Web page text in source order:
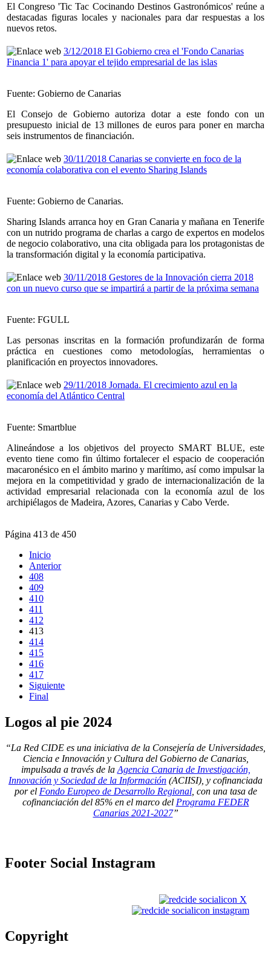
El Congreso 'Tic Tac Cocinando Destinos Gastronómicos' reúne a
destacadas figuras locales y nacionales para dar respuestas a los
nuevos retos.
3/12/2018 El Gobierno crea el 'Fondo Canarias
Financia 1' para apoyar el tejido empresarial de las islas
Fuente: Gobierno de Canarias
El Consejo de Gobierno autoriza dotar a este fondo con un
presupuesto inicial de 13 millones de euros para poner en marcha
seis instrumentos de financiación.
30/11/2018 Canarias se convierte en foco de la
economía colaborativa con el evento Sharing Islands
Fuente: Gobierno de Canarias.
Sharing Islands arranca hoy en Gran Canaria y mañana en Tenerife
con un nutrido programa de charlas a cargo de expertos en modelos
de negocio colaborativo, una cita obligada para los protagonistas de
la transformación digital y la economía participativa.
30/11/2018 Gestores de la Innovación cierra 2018
con un nuevo curso que se impartirá a partir de la próxima semana
Fuente: FGULL
Las personas inscritas en la formación profundizarán de forma
práctica en cuestiones como metodologías, herramientas o
planificación en proyectos innovadores.
29/11/2018 Jornada. El crecimiento azul en la
economía del Atlántico Central
Fuente: Smartblue
Alineándose a los objetivos del proyecto SMART BLUE, este
evento tiene como fin último fortalecer el espacio de cooperación
macaronésico en el ámbito marino y marítimo, así como impulsar la
mejora en la competitividad y grado de internacionalización de la
actividad empresarial relacionada con la economía azul de los
archipiélagos de Madeira, Azores, Canarias y Cabo Verde.
Página 413 de 450
Inicio
Anterior
408
409
410
411
412
413
414
415
416
417
Siguiente
Final
Logos al pie 2024
“La Red CIDE es una iniciativa de la Consejería de Universidades,
Ciencia e Innovación y Cultura del Gobierno de Canarias,
impulsada a través de la Agencia Canaria de Investigación,
Innovación y Sociedad de la Información (ACIISI), y cofinanciada
por el Fondo Europeo de Desarrollo Regional, con una tasa de
cofinanciación del 85% en el marco del Programa FEDER
Canarias 2021-2027”
Footer Social Instagram
Copyright